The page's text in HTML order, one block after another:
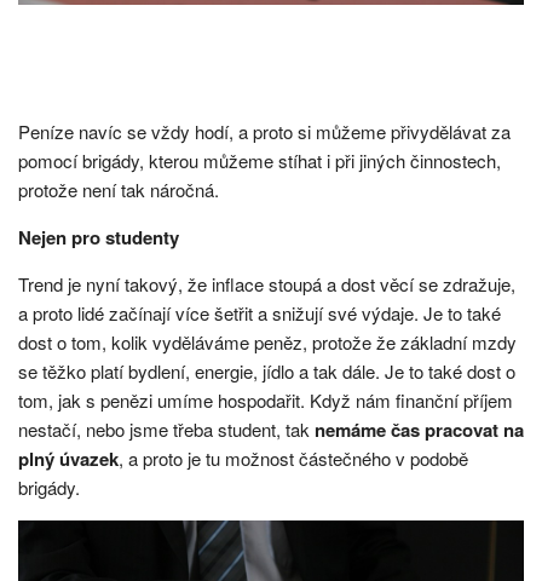
Peníze navíc se vždy hodí, a proto si můžeme přivydělávat za
pomocí brigády, kterou můžeme stíhat i při jiných činnostech,
protože není tak náročná.
Nejen pro studenty
Trend je nyní takový, že inflace stoupá a dost věcí se zdražuje,
a proto lidé začínají více šetřit a snižují své výdaje. Je to také
dost o tom, kolik vyděláváme peněz, protože že základní mzdy
se těžko platí bydlení, energie, jídlo a tak dále. Je to také dost o
tom, jak s penězi umíme hospodařit. Když nám finanční příjem
nestačí, nebo jsme třeba student, tak nemáme čas pracovat na
plný úvazek, a proto je tu možnost částečného v podobě
brigády.